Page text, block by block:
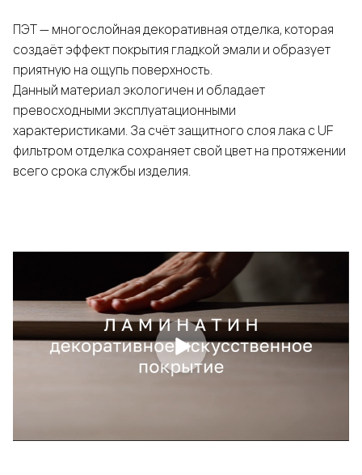
ПЭТ — многослойная декоративная отделка, которая
создаёт эффект покрытия гладкой эмали и образует
приятную на ощупь поверхность.
Данный материал экологичен и обладает
превосходными эксплуатационными
характеристиками. За счёт защитного слоя лака с UF
фильтром отделка сохраняет свой цвет на протяжении
всего срока службы изделия.